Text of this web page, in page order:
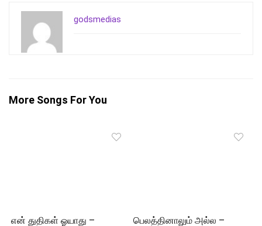
godsmedias
More Songs For You
என் துதிகள் ஓயாது –
பெலத்தினாலும் அல்ல –